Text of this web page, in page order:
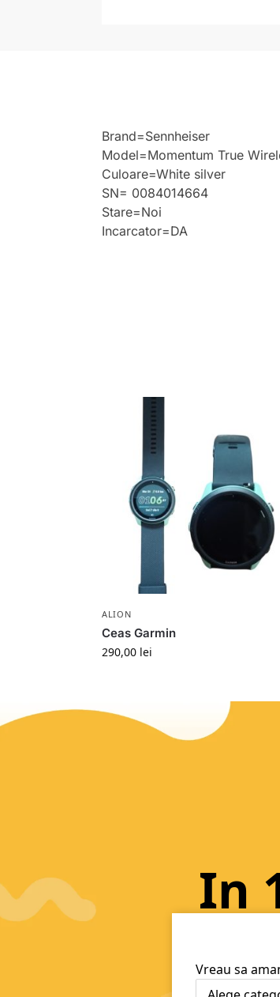
Brand=Sennheiser
Model=Momentum True
Culoare=White silver
SN= 0084014664
Stare=Noi
Incarcator=DA
ALION
Ceas Garmin
290,00 lei
In
Vreau sa